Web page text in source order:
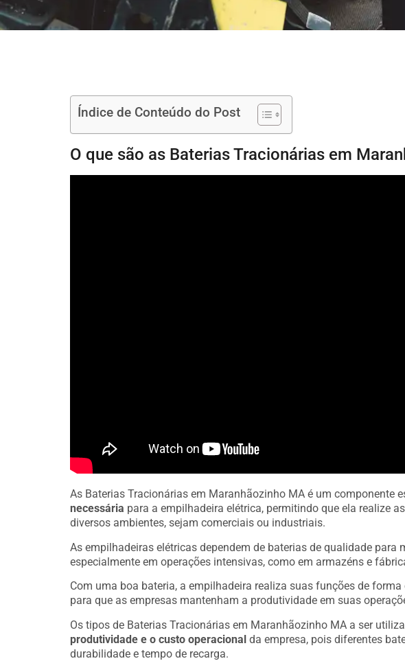
Índice de Conteúdo do Post
O que são as Baterias Tracionárias em
As Baterias Tracionárias em Maranhãozinho MA é um componente
necessária para a empilhadeira elétrica, permitindo que ela realize
diversos ambientes, sejam comerciais ou industriais.
As empilhadeiras elétricas dependem de baterias de qualidade para
especialmente em operações intensivas, como em armazéns e
Com uma boa bateria, a empilhadeira realiza suas funções de
para que as empresas mantenham a produtividade em suas
Os tipos de Baterias Tracionárias em Maranhãozinho MA a ser
produtividade e o custo operacional da empresa, pois diferentes
durabilidade e tempo de recarga.